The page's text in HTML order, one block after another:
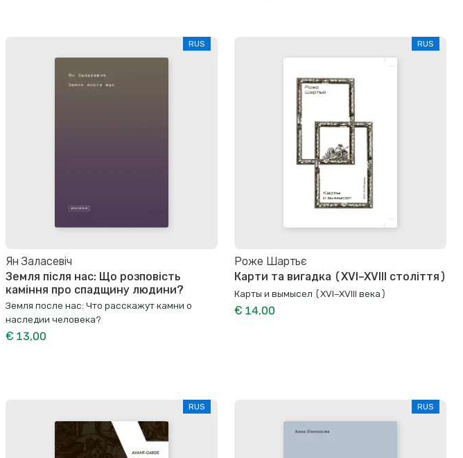
RUS
Ян Заласевiч
Земля після нас: Що розповість
каміння про спадщину людини?
Земля после нас: Что расскажут камни о
наследии человека?
€ 13,00
RUS
Роже Шартьє
Карти та вигадка (XVI–XVIII століття)
Карты и вымысел (XVI–XVIII века)
€ 14,00
RUS RUS